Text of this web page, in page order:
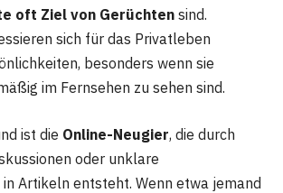
oft Ziel von Gerüchten sind.
sich für das Privatleben
besonders wenn sie
im Fernsehen zu sehen sind.
ist die Online-Neugier, die durch
oder unklare
Artikeln entsteht. Wenn etwa jemand